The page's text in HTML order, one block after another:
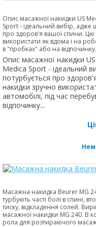
Опис масажної накидки US
Sport - ідеальний вибір, адже
про здоров'я вашої спини.
використати як вдома і на
в "пробках" або на
Опис масажної накидки
Medica Sport - ідеальний
потурбується про
накидки зручно
автомобілі, під час
відпочинку...
Масажна накидка Beurer MG
турбують часті болі в спині,
тиску, відкладення солей.
масажної накидки MG 240. В
рола для розтираючого